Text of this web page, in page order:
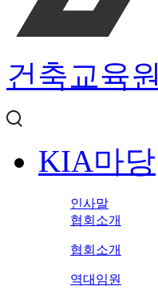
건축교육원
KIA마당
인사말
협회소개
협회소개
역대임원